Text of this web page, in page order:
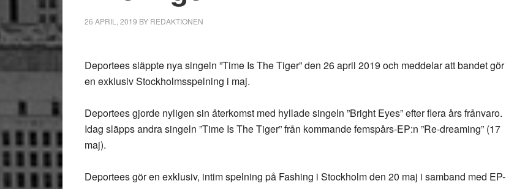
26 APRIL, 2019 BY REDAKTIONEN
Deportees släppte nya singeln ”Time Is The Tiger” den 26 april 2019 och meddelar att bandet gör
en exklusiv Stockholmsspelning i maj.
Deportees gjorde nyligen sin återkomst med hyllade singeln ”Bright Eyes” efter flera års frånvaro.
Idag släpps andra singeln ”Time Is The Tiger” från kommande femspårs-EP:n ”Re-dreaming” (17
maj).
Deportees gör en exklusiv, intim spelning på Fashing i Stockholm den 20 maj i samband med EP-